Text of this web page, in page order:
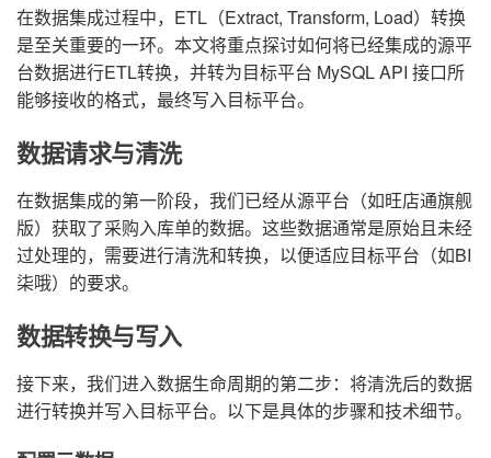
在数据集成过程中，ETL（Extract, Transform, Load）转换
是至关重要的一环。本文将重点探讨如何将已经集成的源平
台数据进行ETL转换，并转为目标平台 MySQL API 接口所
能够接收的格式，最终写入目标平台。
数据请求与清洗
在数据集成的第一阶段，我们已经从源平台（如旺店通旗舰
版）获取了采购入库单的数据。这些数据通常是原始且未经
过处理的，需要进行清洗和转换，以便适应目标平台（如BI
柒哦）的要求。
数据转换与写入
接下来，我们进入数据生命周期的第二步：将清洗后的数据
进行转换并写入目标平台。以下是具体的步骤和技术细节。